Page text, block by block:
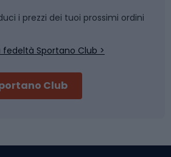
escursionismo
biciclette
i prezzi dei tuoi prossimi ordini
Sportano Club >
Club